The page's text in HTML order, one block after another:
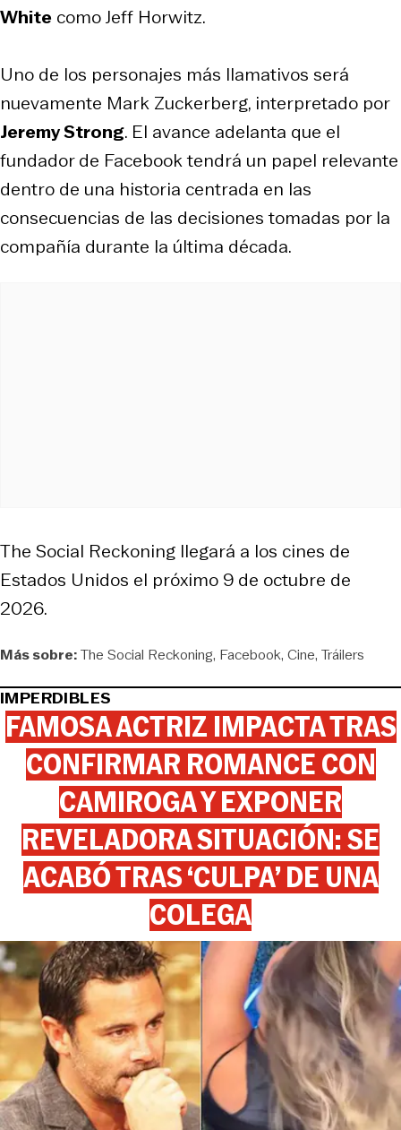
White como Jeff Horwitz.
Uno de los personajes más llamativos será
nuevamente Mark Zuckerberg, interpretado por
Jeremy Strong. El avance adelanta que el
fundador de Facebook tendrá un papel relevante
dentro de una historia centrada en las
consecuencias de las decisiones tomadas por la
compañía durante la última década.
The Social Reckoning llegará a los cines de
Estados Unidos el próximo 9 de octubre de
2026.
Más sobre:The Social Reckoning Facebook Cine Tráilers
IMPERDIBLES
FAMOSA ACTRIZ IMPACTA TRAS
CONFIRMAR ROMANCE CON
CAMIROGA Y EXPONER
REVELADORA SITUACIÓN: SE
ACABÓ TRAS ‘CULPA’ DE UNA
COLEGA